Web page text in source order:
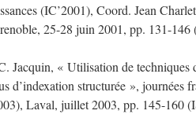
(IC’2001), Coord. Jean
25-28 juin 2001, pp. 131-
Jacquin, « Utilisation de techniques
d’indexation structurée », journées
Laval, juillet 2003, pp. 145-160